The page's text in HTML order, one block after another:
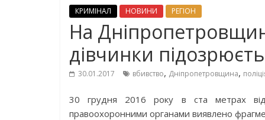
КРИМІНАЛ НОВИНИ РЕГІОН
На
дівчинки
30.01.2017 вбивство, Дніпропетровщина,
30 грудня 2016 року в ста метрах від
правоохоронними органами виявлено